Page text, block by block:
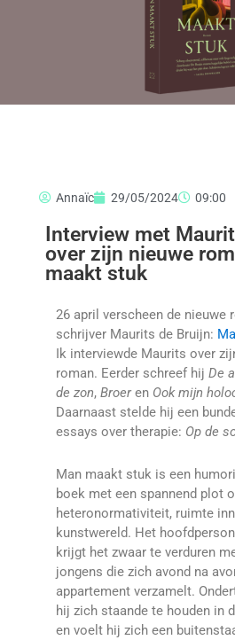
Annaïc 29/05/2024 09:00
Interview met
over zijn nieuwe
maakt stuk
26 april verscheen de nieuwe
schrijver Maurits de Bruijn:
Ik interviewde Maurits over
roman. Eerder schreef hij De
de zon, Broeren Ook mijn
Daarnaast stelde hij een
essays over therapie: Op de
Man maakt stuk is een
boek met een spannend plot
heteronormativiteit, ruimte
kunstwereld. Het
krijgt het zwaar te verduren
jongens die zich avond na
appartement verzamelt.
hij zich staande te houden in
en voelt hij zich een